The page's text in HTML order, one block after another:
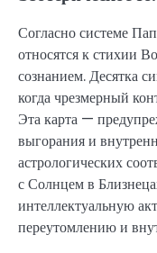
Согласно системе
относятся к стихии
сознанием. Десятка
когда чрезмерный
Эта карта —
выгорания и
астрологических
с Солнцем в
интеллектуальную
переутомлению и